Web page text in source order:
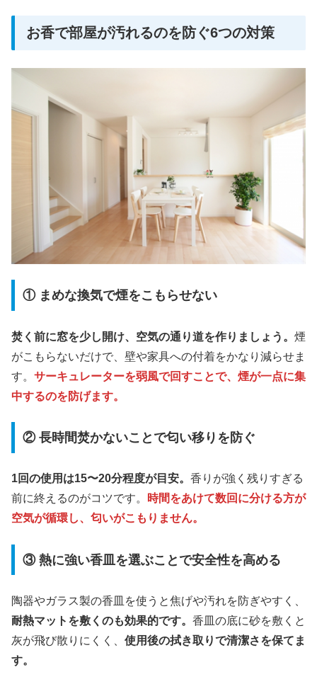
お香で部屋が汚れるのを防ぐ6つの対策
① まめな換気で煙をこもらせない
焚く前に窓を少し開け、空気の通り道を作りましょう。 煙
がこもらないだけで、壁や家具への付着をかなり減らせま
す。 サーキュレーターを弱風で回すことで、煙が一点に集
中するのを防げます。
② 長時間焚かないことで匂い移りを防ぐ
1回の使用は15〜20分程度が目安。 香りが強く残りすぎる
前に終えるのがコツです。
時間をあけて数回に分ける方が
空気が循環し、匂いがこもりません。
③ 熱に強い香皿を選ぶことで安全性を高める
陶器やガラス製の香皿を使うと焦げや汚れを防ぎやすく、
耐熱マットを敷くのも効果的です。 香皿の底に砂を敷くと
灰が飛び散りにくく、 使用後の拭き取りで清潔さを保てま
す。